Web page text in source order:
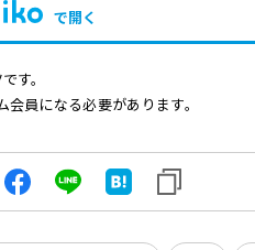
で開く
す。
員になる必要があります。